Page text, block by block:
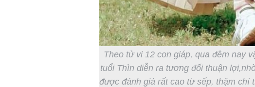
Theo tử vi 12 con giáp, qua đêm nay
tuổi Thìn diễn ra tương đối thuận
được đánh giá rất cao từ sếp, thậm chí